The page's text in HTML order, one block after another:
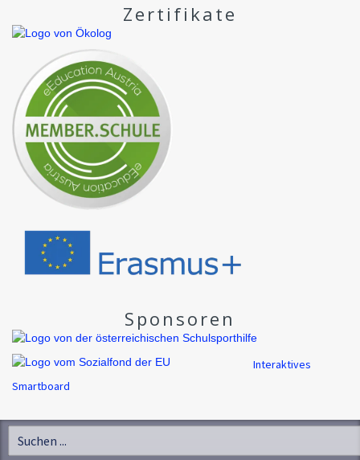
Zertifikate
Sponsoren
Interaktives
Smartboard